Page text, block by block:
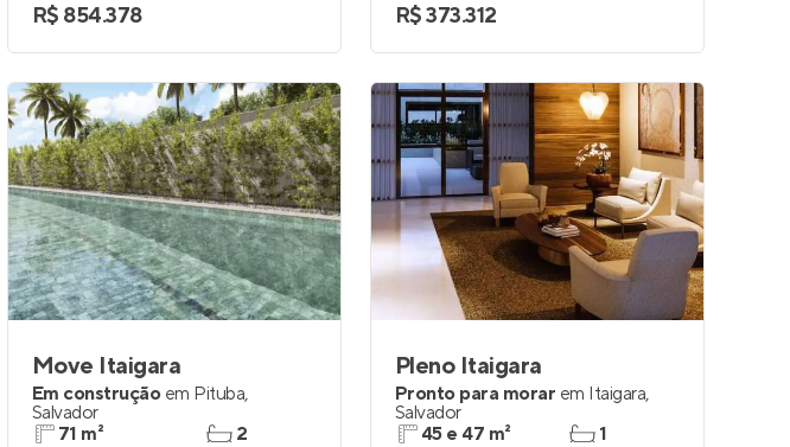
R$ 854.378 R$ 373.312
Move Itaigara
Em construção em Pituba,
Salvador
71 m²
2
Pleno Itaigara
Pronto para morar em Itaigara,
Salvador
45 e 47 m²
1